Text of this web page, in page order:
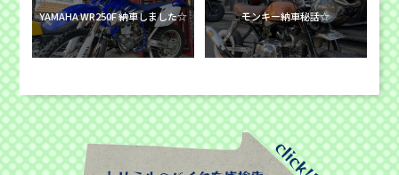
YAMAHA WR250F 納車しました☆ モンキー納車秘話☆